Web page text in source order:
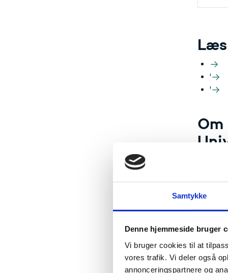
Samtykke
Denne hjemmeside bruger
Vi bruger cookies til at
vores trafik. Vi deler også
annonceringspartnere og
'
'
Sine